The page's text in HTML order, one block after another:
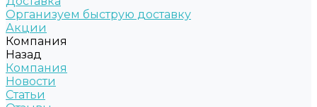
Организуем быструю доставку
Акции
Компания
Назад
Компания
Новости
Статьи